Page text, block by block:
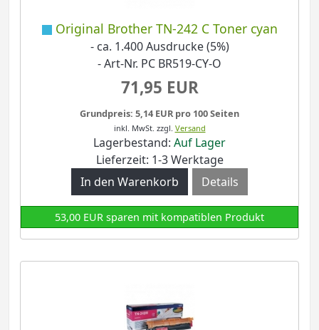
Original Brother TN-242 C Toner cyan
- ca. 1.400 Ausdrucke (5%)
- Art-Nr. PC BR519-CY-O
71,95 EUR
Grundpreis: 5,14 EUR pro 100 Seiten
inkl. MwSt. zzgl. Versand
Lagerbestand: Auf Lager
Lieferzeit: 1-3 Werktage
Details
53,00 EUR sparen mit kompatiblen Produkt